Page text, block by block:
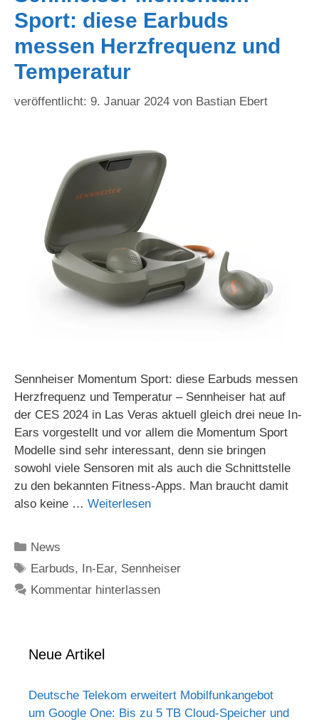
Sport: diese Earbuds
messen Herzfrequenz und
Temperatur
9. Januar 2024 von Bastian Ebert
Sennheiser Momentum Sport: diese Earbuds messen
Herzfrequenz und Temperatur – Sennheiser hat auf
der CES 2024 in Las Veras aktuell gleich drei neue In-
Ears vorgestellt und vor allem die Momentum Sport
Modelle sind sehr interessant, denn sie bringen
sowohl viele Sensoren mit als auch die Schnittstelle
zu den bekannten Fitness-Apps. Man braucht damit
also keine … Weiterlesen
Kategorien
News
Schlagwörter
Earbuds, In-Ear, Sennheiser
Kommentar hinterlassen
Neue Artikel
Deutsche Telekom erweitert Mobilfunkangebot
um Google One: Bis zu 5 TB Cloud-Speicher und